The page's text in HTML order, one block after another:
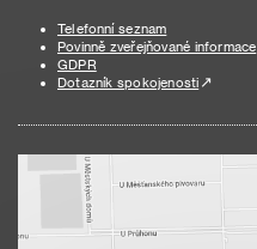
Telefonní seznam
Povinně zveřejňované informace
GDPR
Dotazník spokojenosti